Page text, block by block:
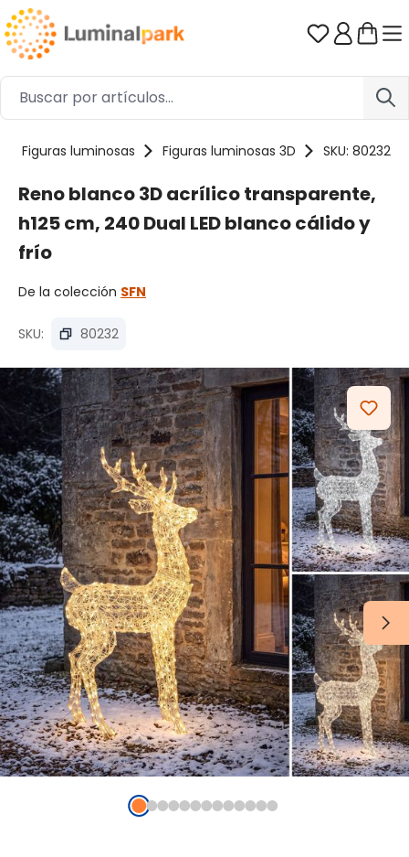
Saltar al contenido principal Tienes 0
Figuras luminosas Figuras luminosas 3D SKU: 80232
Reno blanco 3D acrílico transparente,
h125 cm, 240 Dual LED blanco cálido y
frío
De la colección SFN
SKU: 80232
Omitir galería de imágenes